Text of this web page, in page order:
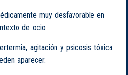
muy desfavorable en
de ocio
agitación y psicosis tóxica
aparecer.